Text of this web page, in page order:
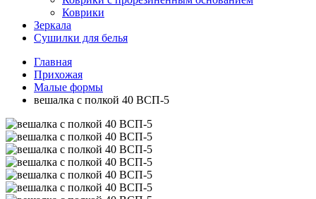
Коврики
Зеркала
Сушилки для белья
Главная
Прихожая
Малые формы
вешалка с полкой 40 ВСП-5